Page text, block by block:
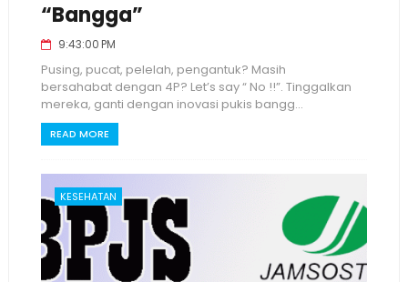
“Bangga”
9:43:00 PM
Pusing, pucat, pelelah, pengantuk? Masih
bersahabat dengan 4P? Let’s say “ No !!”. Tinggalkan
mereka, ganti dengan inovasi pukis bangg...
READ MORE
KESEHATAN